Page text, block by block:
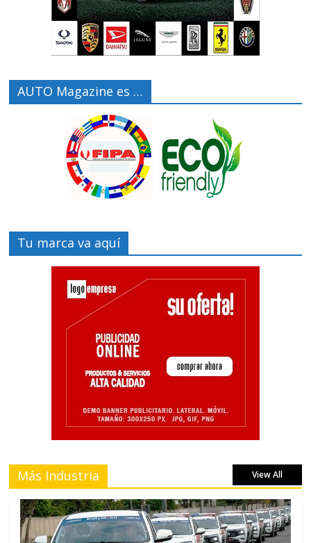
AUTO Magazine es …
Tu marca va aquí
Más Industria View All